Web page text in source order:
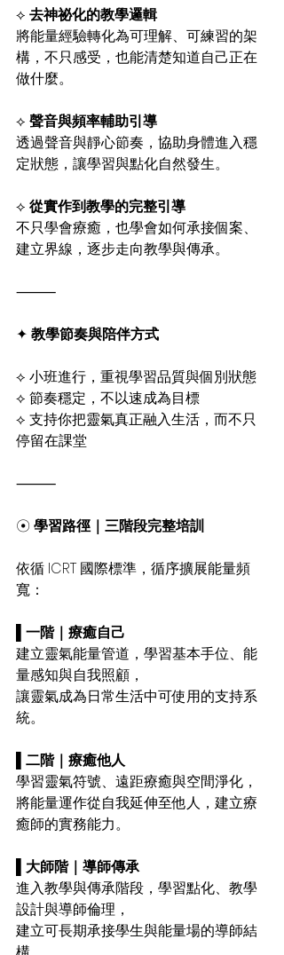
⟡ 去神祕化的教學邏輯
將能量經驗轉化為可理解、可練習的架
構，不只感受，也能清楚知道自己正在
做什麼。
⟡ 聲音與頻率輔助引導
透過聲音與靜心節奏，協助身體進入穩
定狀態，讓學習與點化自然發生。
⟡ 從實作到教學的完整引導
不只學會療癒，也學會如何承接個案、
建立界線，逐步走向教學與傳承。
⸻
✦ 教學節奏與陪伴方式
⟡ 小班進行，重視學習品質與個別狀態
⟡ 節奏穩定，不以速成為目標
⟡ 支持你把靈氣真正融入生活，而不只
停留在課堂
⸻
☉ 學習路徑｜三階段完整培訓
依循 ICRT 國際標準，循序擴展能量頻
寬：
一階｜療癒自己
建立靈氣能量管道，學習基本手位、能
量感知與自我照顧，
讓靈氣成為日常生活中可使用的支持系
統。
二階｜療癒他人
學習靈氣符號、遠距療癒與空間淨化，
將能量運作從自我延伸至他人，建立療
癒師的實務能力。
大師階｜導師傳承
進入教學與傳承階段，學習點化、教學
設計與導師倫理，
建立可長期承接學生與能量場的導師結